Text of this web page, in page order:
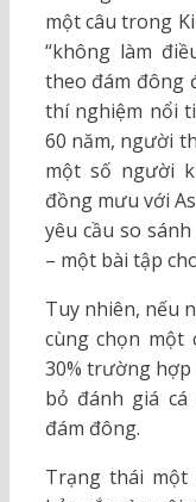
một câu trong
“không làm
theo đám đông
thí nghiệm nổi
60 năm, người
một số người
đồng mưu với
yêu cầu so
– một bài tập
Tuy nhiên, nếu
cùng chọn
30% trường
bỏ đánh giá
đám đông.
Trạng thái